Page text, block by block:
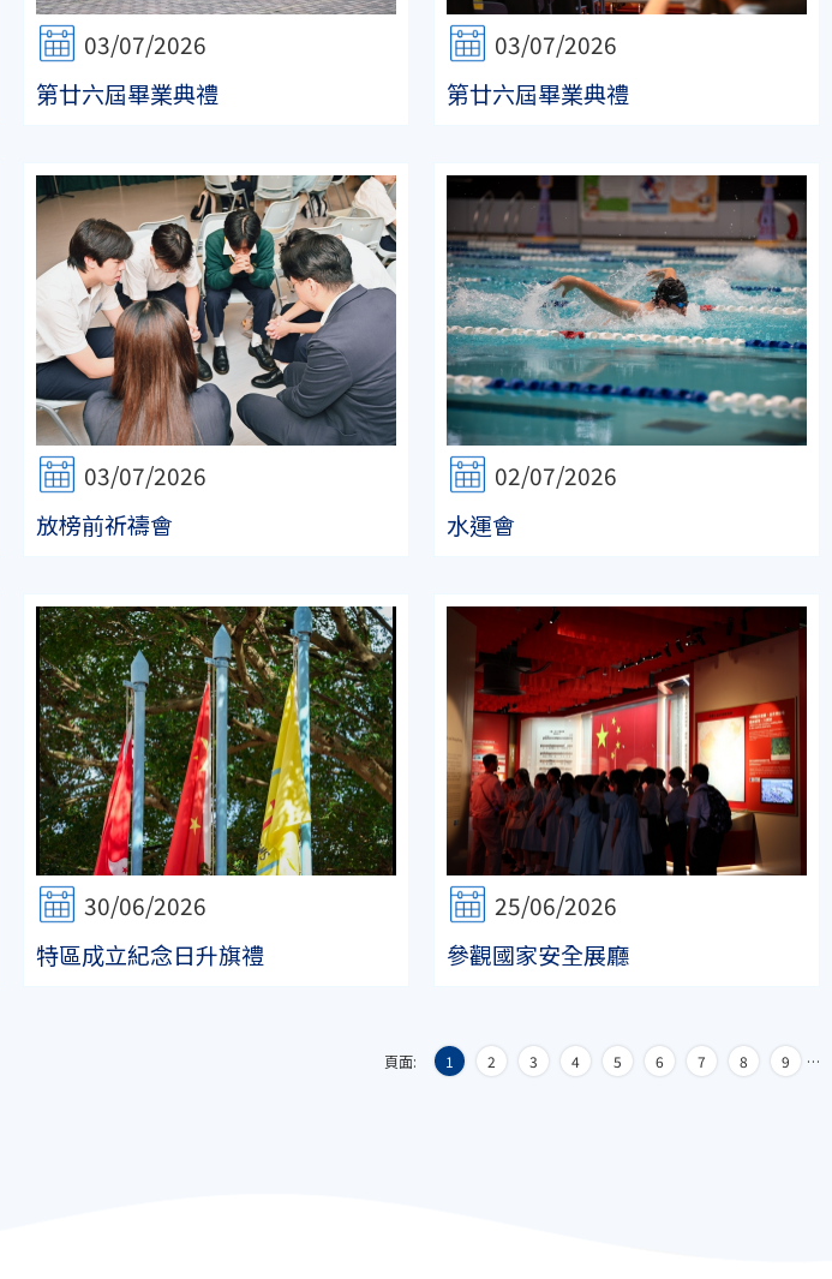
03/07/2026
第廿六屆畢業典禮
03/07/2026
第廿六屆畢業典禮
03/07/2026
放榜前祈禱會
02/07/2026
水運會
30/06/2026
特區成立紀念日升旗禮
25/06/2026
參觀國家安全展廳
頁面: 1 2 3 4 5 6 7 8 9 …